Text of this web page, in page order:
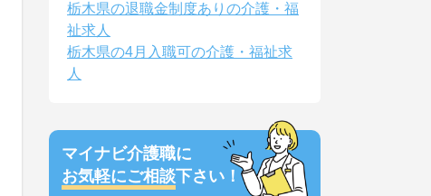
栃木県の退職金制度ありの介護・福
祉求人
栃木県の4月入職可の介護・福祉求
人
マイナビ介護職に
お気軽にご相談下さい！